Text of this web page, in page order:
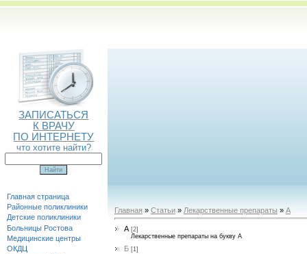
ЗАПИСАТЬСЯ
К ВРАЧУ
ПО ИНТЕРНЕТУ
что хотите найти?
Главная страница
Районные поликлиники
Детские поликлиники
Больницы Ростова
Медицинские центры
ОКДЦ
Главная » Статьи» Лекарственные препараты » А
А [2]
Лекарственные препараты на букву А
Б [1]